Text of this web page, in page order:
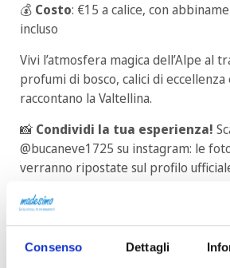
Consenso Dettagli
💰 Costo: €15 a calice, con
incluso
Vivi l’atmosfera magica dell’Alpe al
profumi di bosco, calici di eccellenza
raccontano la Valtellina.
📸 Condividi la tua esperienza!
@bucaneve1725 su instagram: le
verranno ripostate sul profilo
👉Per info e
prenotazione invia